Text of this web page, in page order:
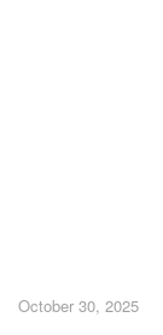
October 30, 2025